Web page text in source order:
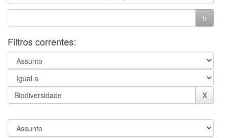
Filtros correntes: